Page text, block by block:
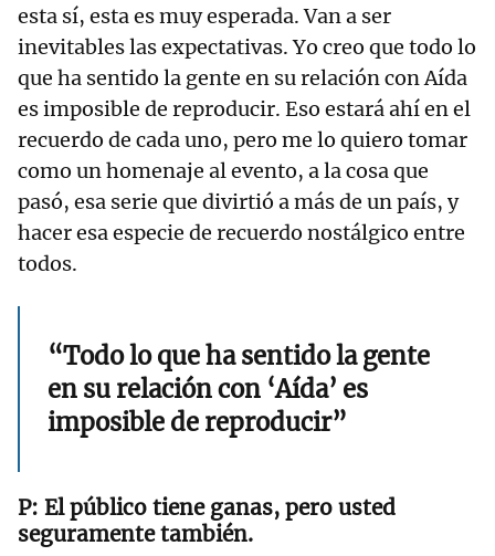
esta sí, esta es muy esperada. Van a ser
inevitables las expectativas. Yo creo que todo lo
que ha sentido la gente en su relación con Aída
es imposible de reproducir. Eso estará ahí en el
recuerdo de cada uno, pero me lo quiero tomar
como un homenaje al evento, a la cosa que
pasó, esa serie que divirtió a más de un país, y
hacer esa especie de recuerdo nostálgico entre
todos.
“Todo lo que ha sentido la gente
en su relación con ‘Aída’ es
imposible de reproducir”
El público tiene ganas, pero usted
seguramente también.